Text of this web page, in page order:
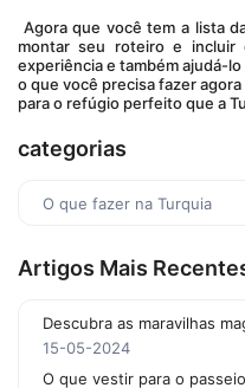
montar seu roteiro e incluir
experiência e também ajudá-
o que você precisa fazer
para o refúgio perfeito que a
categorias
O que fazer na Turquia
Artigos Mais
Descubra as maravilhas
15-05-2024
O que vestir para o